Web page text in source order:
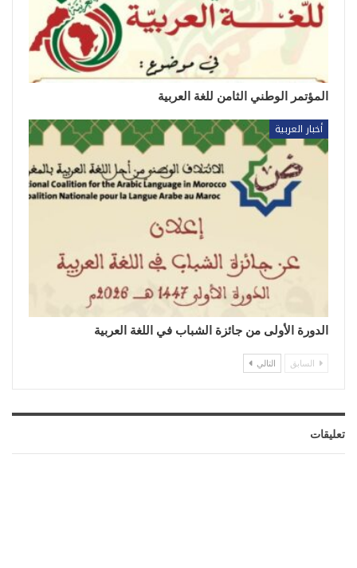
المؤتمر الوطني الثامن للغة العربية
أخبار العربية
الدورة الأولى من جائزة الشباب في اللغة العربية
السابق التالي
تعليقات